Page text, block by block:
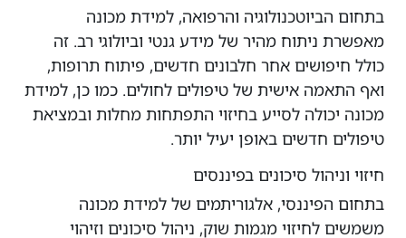
בתחום הביוטכנולוגיה והרפואה, למידת מכונה
מאפשרת ניתוח מהיר של מידע גנטי וביולוגי רב. זה
כולל חיפושים אחר חלבונים חדשים, פיתוח תרופות,
ואף התאמה אישית של טיפולים לחולים. כמו כן, למידת
מכונה יכולה לסייע בחיזוי התפתחות מחלות ובמציאת
טיפולים חדשים באופן יעיל יותר.
חיזוי וניהול סיכונים בפיננסים
בתחום הפיננסי, אלגוריתמים של למידת מכונה
משמשים לחיזוי מגמות שוק, ניהול סיכונים וזיהוי